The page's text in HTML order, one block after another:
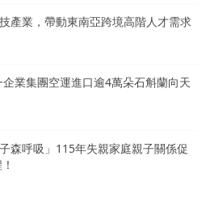
產業，帶動東南亞跨境高階人才需求
業集團空運進口逾4萬朵石斛蘭向天
森呼吸」115年失親家庭親子關係促